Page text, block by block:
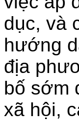
dục, và
hướng
địa
bố sớm
xã hội,